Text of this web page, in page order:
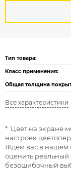
Тип товара:
Класс применения:
Общая толщина
Все характеристики
* Цвет на экране
настроек
Ждем вас в нашем
оценить реальный
безошибочный